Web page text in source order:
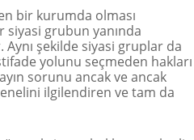
bir kurumda olması
siyasi grubun yanında
şekilde siyasi gruplar da
yolunu seçmeden hakları
sorunu ancak ve ancak
ilgilendiren ve tam da